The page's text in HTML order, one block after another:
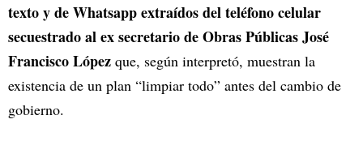
texto y de Whatsapp extraídos del teléfono celular
secuestrado al ex secretario de Obras Públicas José
Francisco López que, según interpretó, muestran la
existencia de un plan “limpiar todo” antes del cambio de
gobierno.